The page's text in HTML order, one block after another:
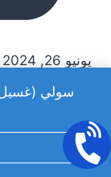
سولي (غسيل
يونيو 26, 2024